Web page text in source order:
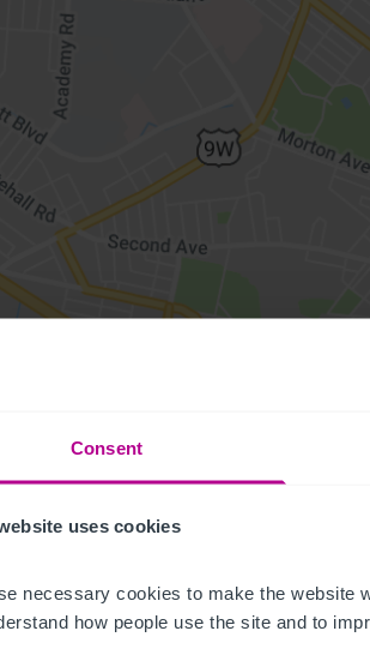
Consent
uses cookies
necessary cookies to make the website
how people use the site and to
étapes pour
annonces..